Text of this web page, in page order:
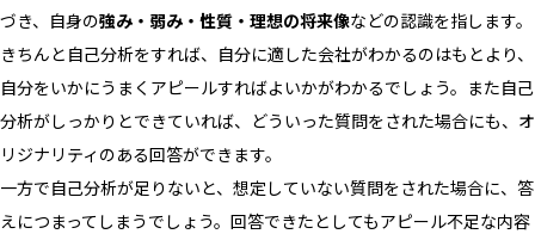
づき、自身の強み・弱み・性質・理想の将来像などの認識を指します。
きちんと自己分析をすれば、自分に適した会社がわかるのはもとより、
自分をいかにうまくアピールすればよいかがわかるでしょう。また自己
分析がしっかりとできていれば、どういった質問をされた場合にも、オ
リジナリティのある回答ができます。
一方で自己分析が足りないと、想定していない質問をされた場合に、答
えにつまってしまうでしょう。回答できたとしてもアピール不足な内容